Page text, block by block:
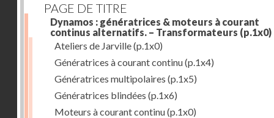
PAGE DE TITRE
Dynamos : génératrices & moteurs à courant
continus alternatifs. – Transformateurs (p.1x0)
Ateliers de Jarville(p.1x0)
Génératrices à courant continu(p.1x4)
Génératrices multipolaires (p.1x5)
Génératrices blindées (p.1x6)
Moteurs à courant continu(p.1x0)